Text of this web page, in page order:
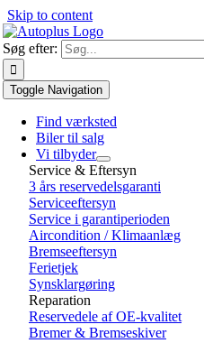
Skip to content
Søg efter:
Toggle Navigation
Find værksted
Biler til salg
Vi tilbyder
Service & Eftersyn
3 års reservedelsgaranti
Serviceeftersyn
Service i garantiperioden
Aircondition / Klimaanlæg
Bremseeftersyn
Ferietjek
Synsklargøring
Reparation
Reservedele af OE-kvalitet
Bremer & Bremseskiver